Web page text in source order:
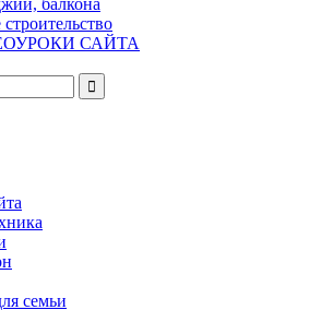
балкона
САЙТА
семьи